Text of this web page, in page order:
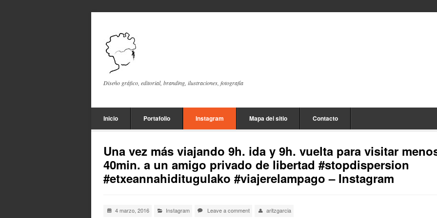
Diseño gráfico, editorial, branding, ilustraciones, fotografía
Inicio Portafolio Instagram Mapa del sitio Contacto
Una vez más viajando 9h. ida y 9h. vuelta para visitar
40min. a un amigo privado de libertad #stopdispersion
#etxeannahiditugulako #viajerelampago – Instagram
4 marzo, 2016 Instagram Leave a comment aritzgarcia